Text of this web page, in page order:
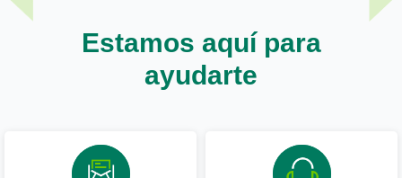
Estamos aquí para
ayudarte